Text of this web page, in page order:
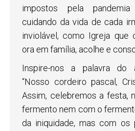
impostos pela pandemia
cuidando da vida de cada
inviolável, como Igreja que
ora em família, acolhe e
Inspire-nos a palavra do
“Nosso cordeiro pascal,
Assim, celebremos a festa,
fermento nem com o
da iniquidade, mas com os